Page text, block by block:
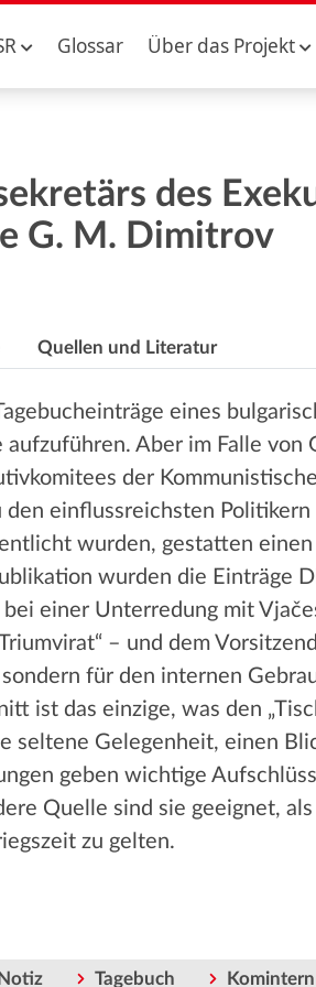
Glossar Über das Projekt
des
G. M. Dimitrov
Quellen und Literatur
eines
Aber im Falle von
der
einflussreichsten
wurden, gestatten
wurden die Einträge
einer Unterredung mit
– und dem
für den internen
ist das einzige, was den
Gelegenheit, einen
geben wichtige
Quelle sind sie geeignet,
zu gelten.
Notiz Tagebuch Komintern